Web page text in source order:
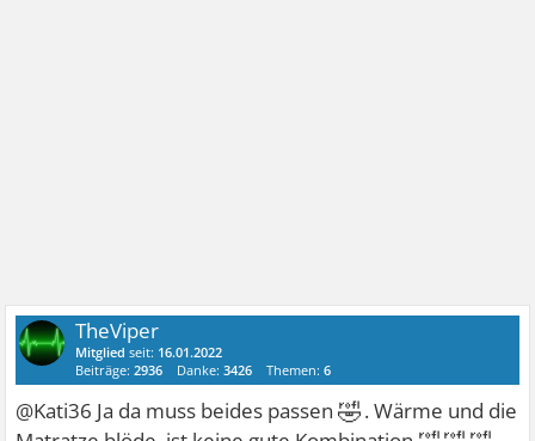
TheViper
Mitglied seit: 16.01.2022
Beiträge:2936 Danke:3426 Themen:6
@Kati36 Ja da muss beides passen🤣. Wärme und die